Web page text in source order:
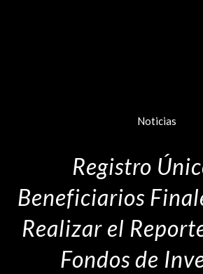
Noticias
Registro
Beneficiarios
Realizar el
Fondos de